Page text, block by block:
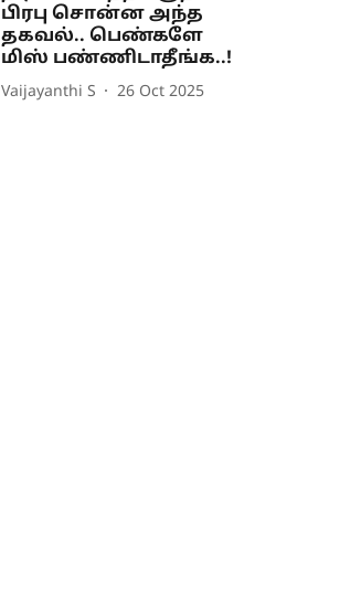
பிரபு சொன்ன அந்த
தகவல்.. பெண்களே
மிஸ் பண்ணிடாதீங்க..!
Vaijayanthi S 26 Oct 2025